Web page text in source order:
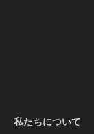
私たちについて